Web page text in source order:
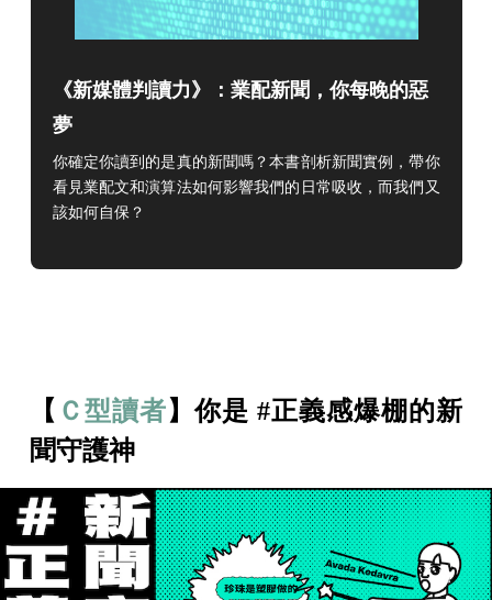
《新媒體判讀力》：業配新聞，你每晚的惡
夢
你確定你讀到的是真的新聞嗎？本書剖析新聞實例，帶你
看見業配文和演算法如何影響我們的日常吸收，而我們又
該如何自保？
【 Ｃ型讀者】你是 #正義感爆棚的新
聞守護神